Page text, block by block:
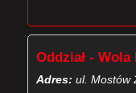
Oddział - Wola
Adres: ul. Mostów